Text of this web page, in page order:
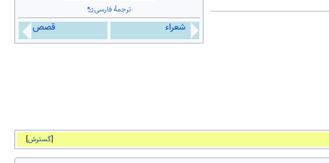
ترجمهٔ فارسی
شعراء قصص
گسترش